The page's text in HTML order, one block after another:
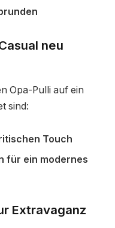
neu
Opa-Pulli auf ein
sind:
Touch
für ein modernes
Extravaganz